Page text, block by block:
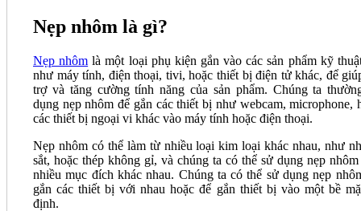
Nẹp nhôm là gì?
Nẹp nhôm là một loại phụ kiện gắn vào các sản phẩm kỹ
như máy tính, điện thoại, tivi, hoặc thiết bị điện tử khác, để
trợ và tăng cường tính năng của sản phẩm. Chúng ta
dụng nẹp nhôm để gắn các thiết bị như webcam, microphone,
các thiết bị ngoại vi khác vào máy tính hoặc điện thoại.
Nẹp nhôm có thể làm từ nhiều loại kim loại khác nhau, như
sắt, hoặc thép không gỉ, và chúng ta có thể sử dụng nẹp
nhiều mục đích khác nhau. Chúng ta có thể sử dụng nẹp
gắn các thiết bị với nhau hoặc để gắn thiết bị vào một bề
định.